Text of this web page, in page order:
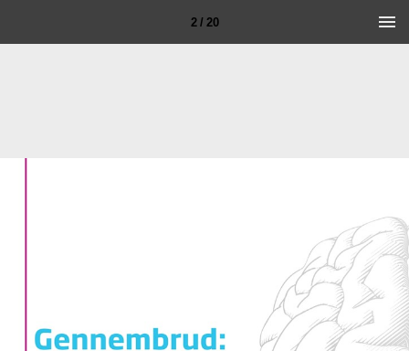
2 / 20